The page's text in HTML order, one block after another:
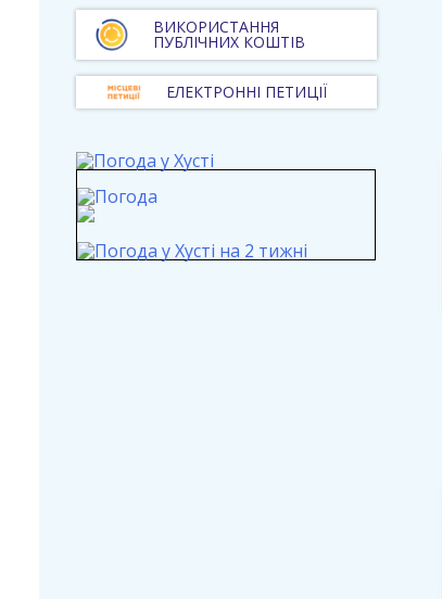
ВИКОРИСТАННЯ
ПУБЛІЧНИХ КОШТІВ
ЕЛЕКТРОННІ ПЕТИЦІЇ